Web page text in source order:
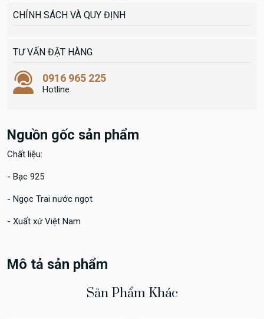
CHÍNH SÁCH VÀ QUY ĐỊNH
TƯ VẤN ĐẶT HÀNG
0916 965 225
Hotline
Nguồn gốc sản phẩm
Chất liệu:
- Bạc 925
- Ngọc Trai nước ngọt
- Xuất xứ Việt Nam
Mô tả sản phẩm
Sản Phẩm Khác